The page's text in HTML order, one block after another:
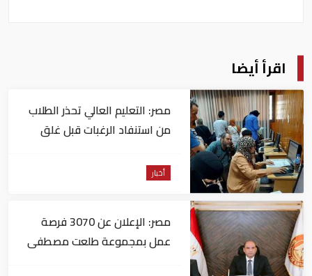
اقرأ أيضا
مصر: التعليم العالي تحذر الطلاب
من استنفاد الرغبات قبل غلق
أخبار
مصر: الإعلان عن 3070 فرصة
عمل بمجموعة طلعت مصطفى